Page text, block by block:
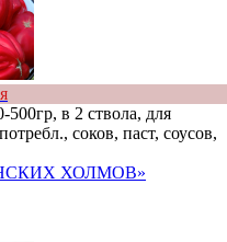
500гр, в 2 ствола, для
соков, паст, соусов,
ХОЛМОВ»